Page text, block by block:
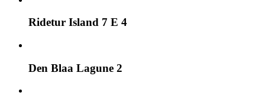
Ridetur Island 7 E 4
Den Blaa Lagune 2